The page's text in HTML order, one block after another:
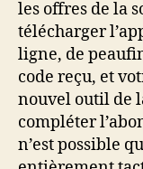
les offres de la
télécharger
ligne, de
code reçu, et
nouvel outil de
compléter
n’est possible